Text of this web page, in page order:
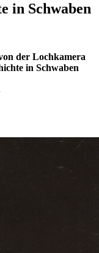
in Schwaben
der Lochkamera
in Schwaben